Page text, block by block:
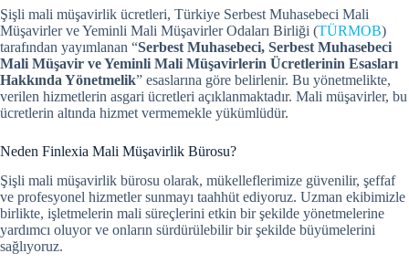
Şişli mali müşavirlik ücretleri, Türkiye Serbest Muhasebeci Mali
Müşavirler ve Yeminli Mali Müşavirler Odaları Birliği (TÜRMOB)
tarafından yayımlanan “Serbest Muhasebeci, Serbest Muhasebeci
Mali Müşavir ve Yeminli Mali Müşavirlerin Ücretlerinin Esasları
Hakkında Yönetmelik” esaslarına göre belirlenir. Bu yönetmelikte,
verilen hizmetlerin asgari ücretleri açıklanmaktadır. Mali müşavirler, bu
ücretlerin altında hizmet vermemekle yükümlüdür.
Neden Finlexia Mali Müşavirlik Bürosu?
Şişli mali müşavirlik bürosu olarak, mükelleflerimize güvenilir, şeffaf
ve profesyonel hizmetler sunmayı taahhüt ediyoruz. Uzman ekibimizle
birlikte, işletmelerin mali süreçlerini etkin bir şekilde yönetmelerine
yardımcı oluyor ve onların sürdürülebilir bir şekilde büyümelerini
sağlıyoruz.